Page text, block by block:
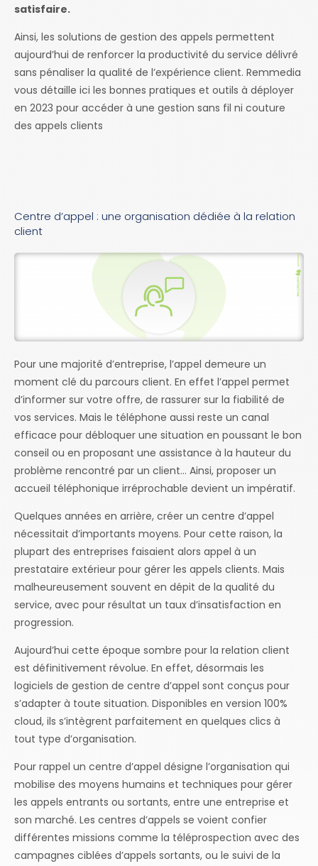
satisfaire.
Ainsi, les solutions de gestion des appels permettent
aujourd’hui de renforcer la productivité du service délivré
sans pénaliser la qualité de l’expérience client. Remmedia
vous détaille ici les bonnes pratiques et outils à déployer
en 2023 pour accéder à une gestion sans fil ni couture
des appels clients
Centre d’appel : une organisation dédiée à la relation
client
Pour une majorité d’entreprise, l’appel demeure un
moment clé du parcours client. En effet l’appel permet
d’informer sur votre offre, de rassurer sur la fiabilité de
vos services. Mais le téléphone aussi reste un canal
efficace pour débloquer une situation en poussant le bon
conseil ou en proposant une assistance à la hauteur du
problème rencontré par un client… Ainsi, proposer un
accueil téléphonique irréprochable devient un impératif.
Quelques années en arrière, créer un centre d’appel
nécessitait d’importants moyens. Pour cette raison, la
plupart des entreprises faisaient alors appel à un
prestataire extérieur pour gérer les appels clients. Mais
malheureusement souvent en dépit de la qualité du
service, avec pour résultat un taux d’insatisfaction en
progression.
Aujourd’hui cette époque sombre pour la relation client
est définitivement révolue. En effet, désormais les
logiciels de gestion de centre d’appel sont conçus pour
s’adapter à toute situation. Disponibles en version 100%
cloud, ils s’intègrent parfaitement en quelques clics à
tout type d’organisation.
Pour rappel un centre d’appel désigne l’organisation qui
mobilise des moyens humains et techniques pour gérer
les appels entrants ou sortants, entre une entreprise et
son marché. Les centres d’appels se voient confier
différentes missions comme la téléprospection avec des
campagnes ciblées d’appels sortants, ou le suivi de la